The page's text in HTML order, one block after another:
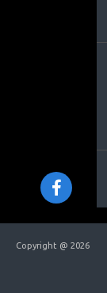
Copyright @ 2026